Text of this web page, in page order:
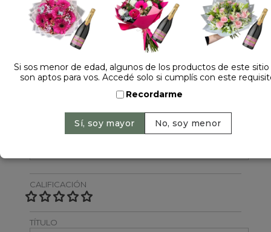
Dejá tu opinión
NOMBRE
CALIFICACIÓN
TÍTULO
Si sos menor de edad, algunos de los productos de este
son aptos para vos. Accedé solo si cumplís con este
Recordarme